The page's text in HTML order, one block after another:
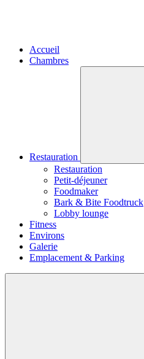
Accueil
Chambres
Restauration
Restauration
Petit-déjeuner
Foodmaker
Bark & Bite Foodtruck
Lobby lounge
Fitness
Environs
Galerie
Emplacement & Parking